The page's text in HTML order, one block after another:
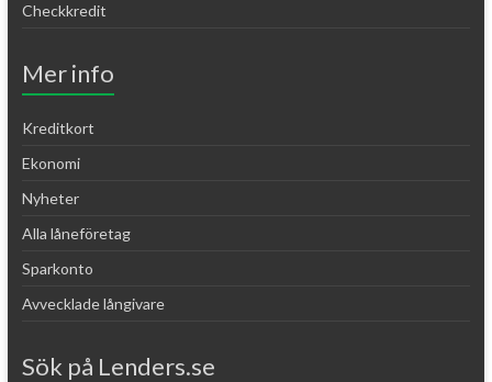
Checkkredit
Mer info
Kreditkort
Ekonomi
Nyheter
Alla låneföretag
Sparkonto
Avvecklade långivare
Sök på Lenders.se